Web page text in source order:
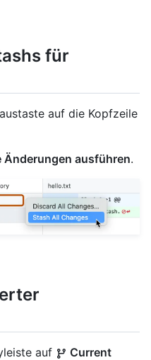
für
auf die Kopfzeile
Änderungen ausführen.
auf Current